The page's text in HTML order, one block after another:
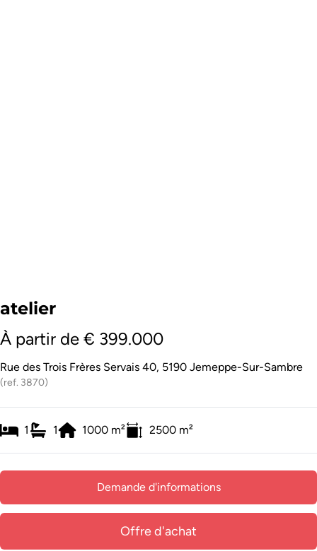
atelier
À partir de € 399.000
Rue des Trois Frères Servais 40, 5190 Jemeppe-Sur-Sambre
(ref. 3870)
1 1 1000 m² 2500 m²
Demande d'informations
Offre d'achat